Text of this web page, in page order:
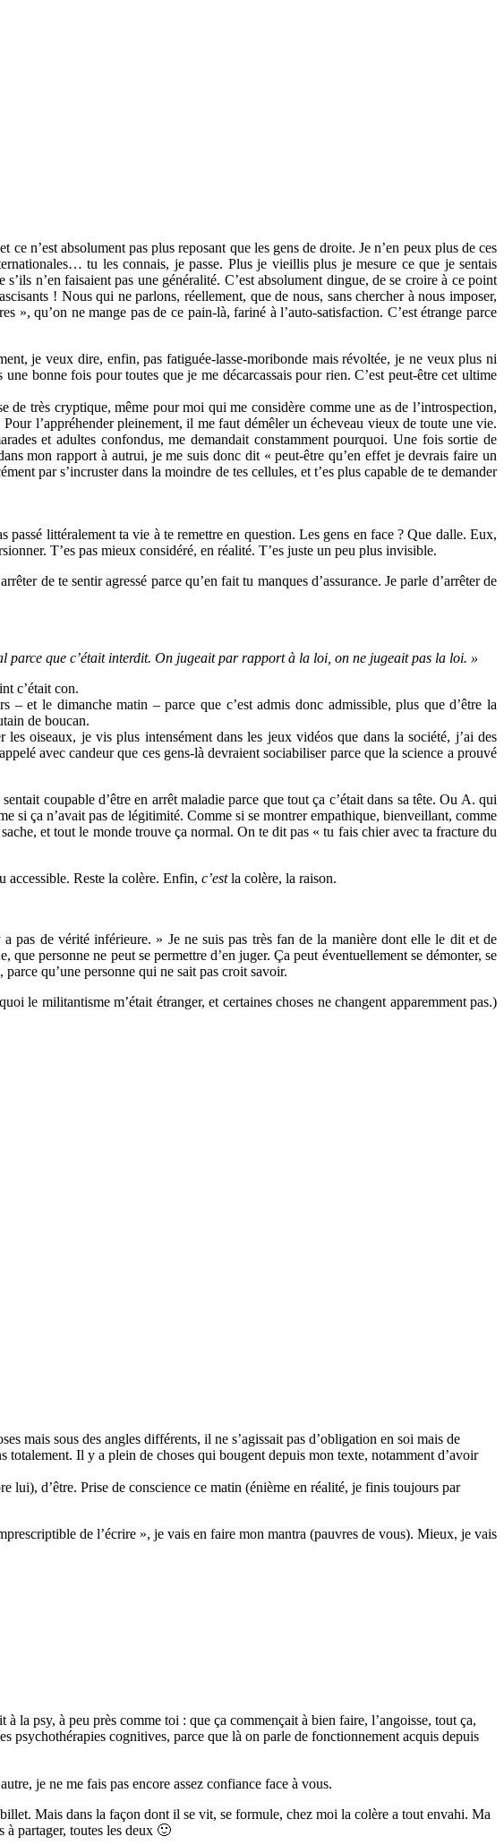
n’est absolument pas plus reposant que les gens de droite. Je n’en peux plus de ces
tu les connais, je passe. Plus je vieillis plus je mesure ce que je sentais
n’en faisaient pas une généralité. C’est absolument dingue, de se croire à ce point
! Nous qui ne parlons, réellement, que de nous, sans chercher à nous imposer,
», qu’on ne mange pas de ce pain-là, fariné à l’auto-satisfaction. C’est étrange parce
je veux dire, enfin, pas fatiguée-lasse-moribonde mais révoltée, je ne veux plus ni
bonne fois pour toutes que je me décarcassais pour rien. C’est peut-être cet ultime
très cryptique, même pour moi qui me considère comme une as de l’introspection,
l’appréhender pleinement, il me faut démêler un écheveau vieux de toute une vie.
et adultes confondus, me demandait constamment pourquoi. Une fois sortie de
mon rapport à autrui, je me suis donc dit « peut-être qu’en effet je devrais faire un
par s’incruster dans la moindre de tes cellules, et t’es plus capable de te demander
passé littéralement ta vie à te remettre en question. Les gens en face ? Que dalle. Eux,
T’es pas mieux considéré, en réalité. T’es juste un peu plus invisible.
de te sentir agressé parce qu’en fait tu manques d’assurance. Je parle d’arrêter de
parce que c’était interdit. On jugeait par rapport à la loi, on ne jugeait pas la loi. »
c’était con.
et le dimanche matin – parce que c’est admis donc admissible, plus que d’être la
de boucan.
oiseaux, je vis plus intensément dans les jeux vidéos que dans la société, j’ai des
avec candeur que ces gens-là devraient sociabiliser parce que la science a prouvé
coupable d’être en arrêt maladie parce que tout ça c’était dans sa tête. Ou A. qui
si ça n’avait pas de légitimité. Comme si se montrer empathique, bienveillant, comme
et tout le monde trouve ça normal. On te dit pas « tu fais chier avec ta fracture du
accessible. Reste la colère. Enfin, c’estla colère, la raison.
pas de vérité inférieure. » Je ne suis pas très fan de la manière dont elle le dit et de
personne ne peut se permettre d’en juger. Ça peut éventuellement se démonter, se
qu’une personne qui ne sait pas croit savoir.
le militantisme m’était étranger, et certaines choses ne changent apparemment pas.)
mais sous des angles différents, il ne s’agissait pas d’obligation en soi mais de
Il y a plein de choses qui bougent depuis mon texte, notamment d’avoir
lui), d’être. Prise de conscience ce matin (énième en réalité, je finis toujours par
de l’écrire », je vais en faire mon mantra (pauvres de vous). Mieux, je vais
la psy, à peu près comme toi : que ça commençait à bien faire, l’angoisse, tout ça,
psychothérapies cognitives, parce que là on parle de fonctionnement acquis depuis
je ne me fais pas encore assez confiance face à vous.
Mais dans la façon dont il se vit, se formule, chez moi la colère a tout envahi. Ma
à partager, toutes les deux 🙂